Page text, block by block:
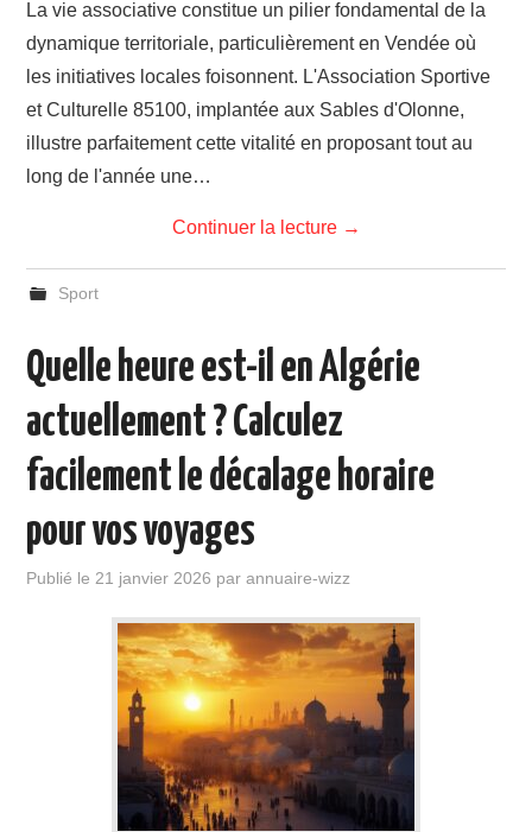
La vie associative constitue un pilier fondamental de la
dynamique territoriale, particulièrement en Vendée où
les initiatives locales foisonnent. L'Association Sportive
et Culturelle 85100, implantée aux Sables d'Olonne,
illustre parfaitement cette vitalité en proposant tout au
long de l'année une…
Continuer la lecture →
Sport
Quelle heure est-il en Algérie
actuellement ? Calculez
facilement le décalage horaire
pour vos voyages
Publié le21 janvier 2026 parannuaire-wizz